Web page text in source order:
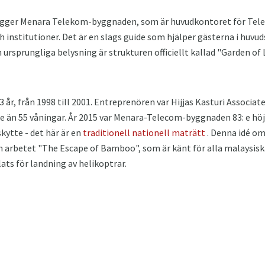
Menara Telekom-byggnaden, som är huvudkontoret för
Det är en slags guide som hjälper gästerna i
ursprungliga belysning är strukturen officiellt kallad "Garden of
år, från 1998 till 2001. Entreprenören var Hijjas Kasturi
55 våningar. År 2015 var Menara-Telecom-byggnaden 83: e
- det här är en traditionell nationell maträtt . Denna idé
"The Escape of Bamboo", som är känt för alla
för landning av helikoptrar.